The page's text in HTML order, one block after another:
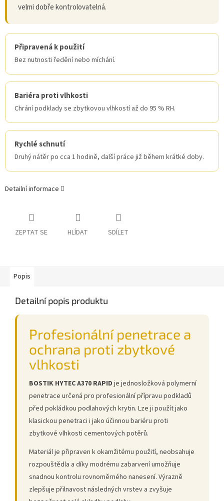
velmi dobře kontrolovatelná.
Připravená k použití
Bez nutnosti ředění nebo míchání.
Bariéra proti vlhkosti
Chrání podklady se zbytkovou vlhkostí až do 95 % RH.
Rychlé schnutí
Druhý nátěr po cca 1 hodině, další práce již během krátké doby.
Detailní informace
ZEPTAT SE HLÍDAT SDÍLET
Popis
Detailní popis produktu
Profesionální penetrace a
ochrana proti zbytkové
vlhkosti
BOSTIK HYTEC A370 RAPID je jednosložková polymerní
penetrace určená pro profesionální přípravu podkladů
před pokládkou podlahových krytin. Lze ji použít jako
klasickou penetraci i jako účinnou bariéru proti
zbytkové vlhkosti cementových potěrů.
Materiál je připraven k okamžitému použití, neobsahuje
rozpouštědla a díky modrému zabarvení umožňuje
snadnou kontrolu rovnoměrného nanesení. Výrazně
zlepšuje přilnavost následných vrstev a zvyšuje